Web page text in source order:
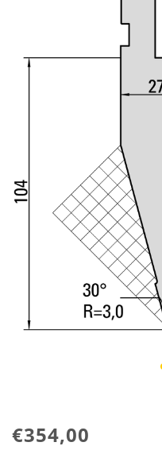
€354,00